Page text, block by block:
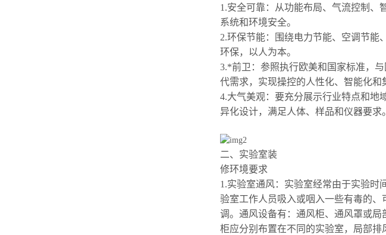
1.安全可靠：从功能布局、气流控制、
系统和环境安全。
2.环保节能：围绕电力节能、空调节能
环保，以人为本。
3.*前卫：参照执行欧美和国家标准，
代需求，实现操控的人性化、智能化和
4.大气美观：要充分展示行业特点和地
异化设计，满足人体、样品和仪器要求。
二、实验室装
修环境要求
1.实验室通风：实验室经常由于实验时
验室工作人员吸入或咽入一些有毒的
调。通风设备有：通风柜、通风罩或
柜应分别布置在不同的实验室，局部排